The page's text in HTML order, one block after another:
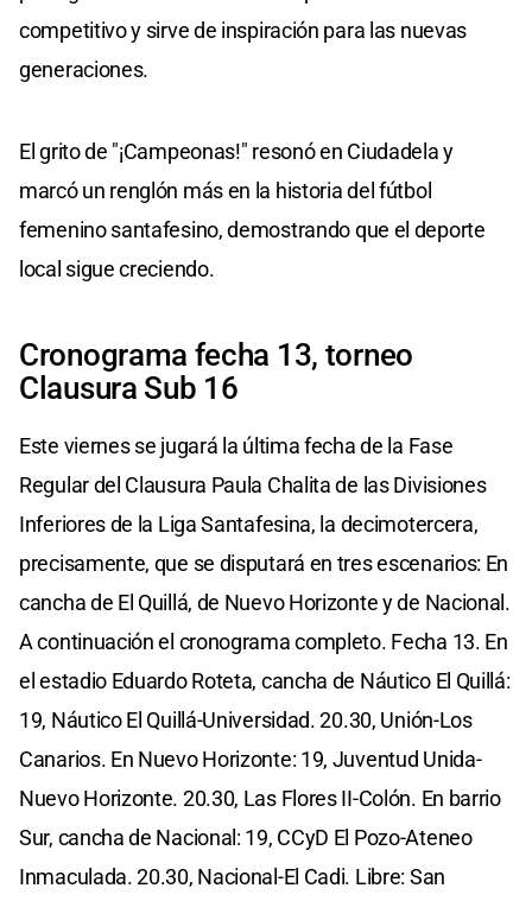
competitivo y sirve de inspiración para las nuevas
generaciones.
El grito de "¡Campeonas!" resonó en Ciudadela y
marcó un renglón más en la historia del fútbol
femenino santafesino, demostrando que el deporte
local sigue creciendo.
Cronograma fecha 13, torneo
Clausura Sub 16
Este viernes se jugará la última fecha de la Fase
Regular del Clausura Paula Chalita de las Divisiones
Inferiores de la Liga Santafesina, la decimotercera,
precisamente, que se disputará en tres escenarios: En
cancha de El Quillá, de Nuevo Horizonte y de Nacional.
A continuación el cronograma completo. Fecha 13. En
el estadio Eduardo Roteta, cancha de Náutico El Quillá:
19, Náutico El Quillá-Universidad. 20.30, Unión-Los
Canarios. En Nuevo Horizonte: 19, Juventud Unida-
Nuevo Horizonte. 20.30, Las Flores II-Colón. En barrio
Sur, cancha de Nacional: 19, CCyD El Pozo-Ateneo
Inmaculada. 20.30, Nacional-El Cadi. Libre: San